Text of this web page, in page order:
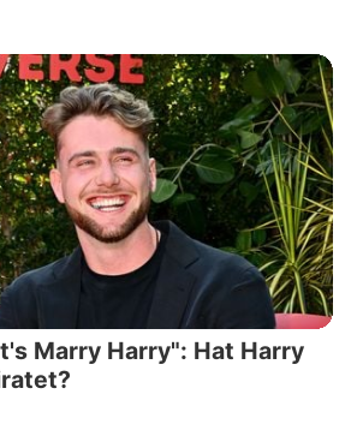
Marry Harry": Hat Harry